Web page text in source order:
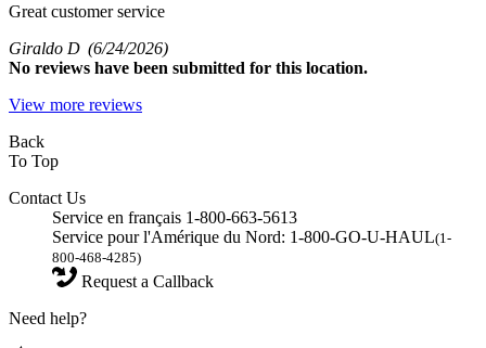
Great customer service
Giraldo D (6/24/2026)
No reviews have been submitted for this location.
View more reviews
Back
To Top
Contact Us
Service en français 1-800-663-5613
Service pour l'Amérique du Nord: 1-800-GO-U-HAUL(1-
800-468-4285)
Request a Callback
Need help?